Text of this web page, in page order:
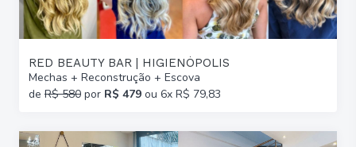
RED BEAUTY BAR | HIGIENÓPOLIS
Mechas + Reconstrução + Escova
de R$ 580 por R$ 479 ou 6x R$ 79,83